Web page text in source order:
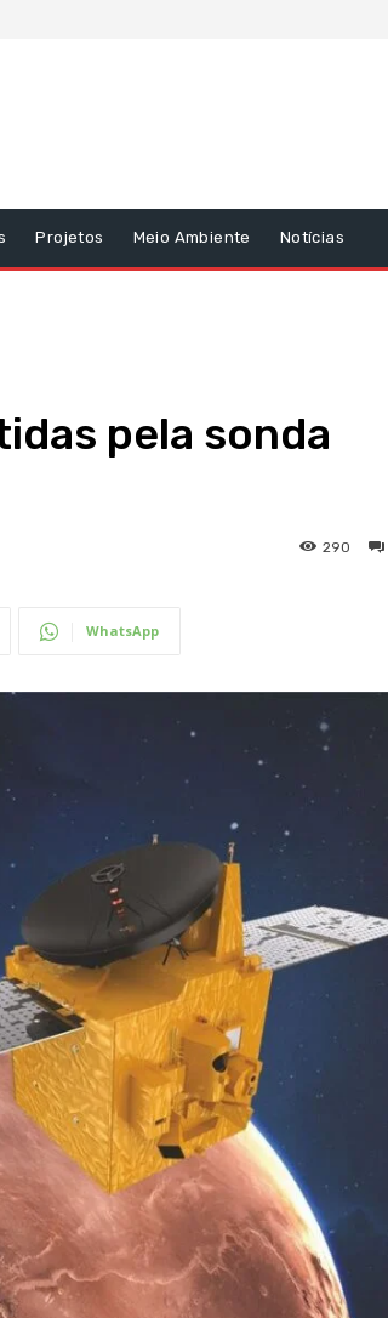
Projetos Meio Ambiente Notícias
pela sonda
290
WhatsApp